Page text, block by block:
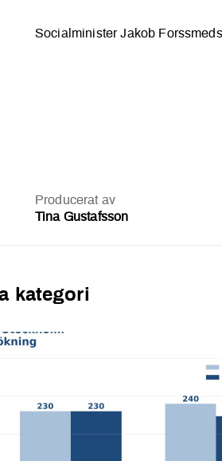
Socialminister Jakob
Producerat av
Tina Gustafsson
kategori